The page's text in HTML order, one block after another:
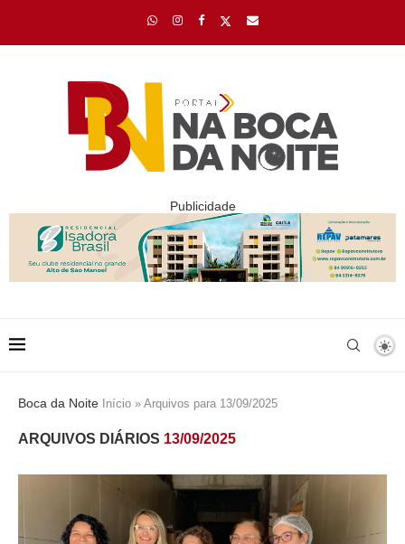
Publicidade
Boca da Noite Início » Arquivos para 13/09/2025
ARQUIVOS DIÁRIOS 13/09/2025